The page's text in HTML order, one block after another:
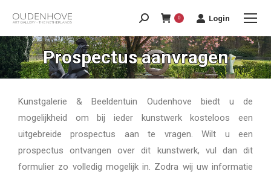
0 Login
Prospectus aanvragen
Kunstgalerie & Beeldentuin Oudenhove biedt u de
mogelijkheid om bij ieder kunstwerk kosteloos een
uitgebreide prospectus aan te vragen. Wilt u een
prospectus ontvangen over dit kunstwerk, vul dan dit
formulier zo volledig mogelijk in. Zodra wij uw informatie